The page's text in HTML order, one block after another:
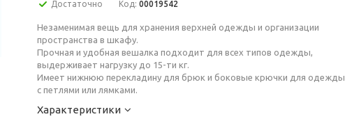
Достаточно Код: 00019542
Незаменимая вещь для хранения верхней одежды и организации
пространства в шкафу.
Прочная и удобная вешалка подходит для всех типов одежды,
выдерживает нагрузку до 15-ти кг.
Имеет нижнюю перекладину для брюк и боковые крючки для одежды
с петлями или лямками.
Характеристики